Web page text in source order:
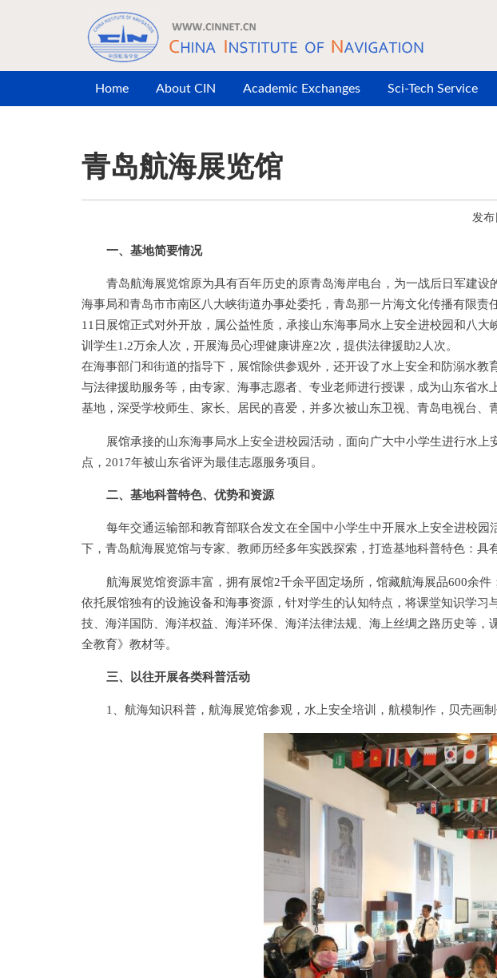
Home About CIN Academic Exchanges Sci-Tech Service
青岛航海展览馆
发
一、基地简要情况
青岛航海展览馆原为具有百年历史的原青岛海岸电台，为一战后日军建
海事局和青岛市市南区八大峡街道办事处委托，青岛那一片海文化传播有限
11日展馆正式对外开放，属公益性质，承接山东海事局水上安全进校园和八
训学生1.2万余人次，开展海员心理健康讲座2次，提供法律援助2人次。
在海事部门和街道的指导下，展馆除供参观外，还开设了水上安全和防溺水
与法律援助服务等，由专家、海事志愿者、专业老师进行授课，成为山东省
基地，深受学校师生、家长、居民的喜爱，并多次被山东卫视、青岛电视台、
展馆承接的山东海事局水上安全进校园活动，面向广大中小学生进行水
点，2017年被山东省评为最佳志愿服务项目。
二、基地科普特色、优势和资源
每年交通运输部和教育部联合发文在全国中小学生中开展水上安全进校
下，青岛航海展览馆与专家、教师历经多年实践探索，打造基地科普特色：具
航海展览馆资源丰富，拥有展馆2千余平固定场所，馆藏航海展品600余
依托展馆独有的设施设备和海事资源，针对学生的认知特点，将课堂知识学
技、海洋国防、海洋权益、海洋环保、海洋法律法规、海上丝绸之路历史等
全教育》教材等。
三、以往开展各类科普活动
1、航海知识科普，航海展览馆参观，水上安全培训，航模制作，贝壳画制